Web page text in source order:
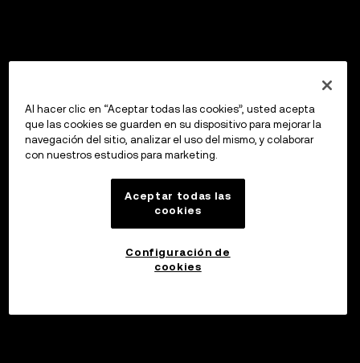
Al hacer clic en “Aceptar todas las cookies”, usted acepta
que las cookies se guarden en su dispositivo para mejorar la
navegación del sitio, analizar el uso del mismo, y colaborar
con nuestros estudios para marketing.
Aceptar todas las
cookies
Configuración de
cookies